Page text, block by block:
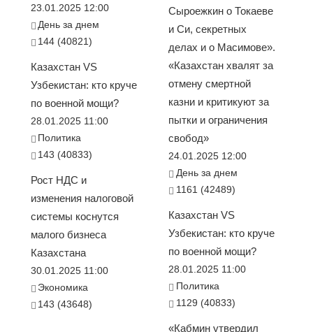
23.01.2025 12:00
День за днем
144 (40821)
Казахстан VS
Узбекистан: кто круче
по военной мощи?
28.01.2025 11:00
Политика
143 (40833)
Рост НДС и
изменения налоговой
системы коснутся
малого бизнеса
Казахстана
30.01.2025 11:00
Экономика
143 (43648)
Сыроежкин о Токаеве
и Си, секретных
делах и о Масимове».
«Казахстан хвалят за
отмену смертной
казни и критикуют за
пытки и ограничения
свобод»
24.01.2025 12:00
День за днем
1161 (42489)
Казахстан VS
Узбекистан: кто круче
по военной мощи?
28.01.2025 11:00
Политика
1129 (40833)
«Кабмин утвердил